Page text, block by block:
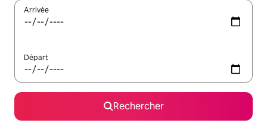
Arrivée
Départ
Rechercher